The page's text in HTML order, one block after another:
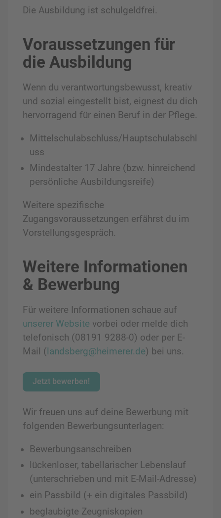
Die Ausbildung ist schulgeldfrei.
Voraussetzungen für
die Ausbildung
Wenn du verantwortungsbewusst, kreativ
und sozial eingestellt bist, eignest du dich
hervorragend für einen Beruf in der Pflege.
Mittelschulabschluss/Hauptschulabschl
uss
Mindestalter 17 Jahre (bzw. hinreichend
persönliche Ausbildungsreife)
Weitere spezifische
Zugangsvoraussetzungen erfährst du im
Vorstellungsgespräch.
Weitere Informationen
& Bewerbung
Für weitere Informationen schaue auf
unserer Website vorbei oder melde dich
telefonisch (08191 9288-0) oder per E-
Mail ( landsberg@heimerer.de) bei uns.
Jetzt bewerben!
Wir freuen uns auf deine Bewerbung mit
folgenden Bewerbungsunterlagen:
Bewerbungsanschreiben
lückenloser, tabellarischer Lebenslauf
(unterschrieben und mit E-Mail-Adresse)
ein Passbild (+ ein digitales Passbild)
beglaubigte Zeugniskopien